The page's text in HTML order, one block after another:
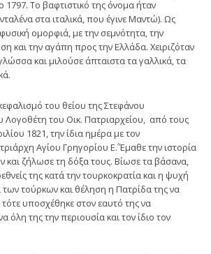
1797. Το βαφτιστικό της όνομα ήταν
στα ιταλικά, που έγινε Μαντώ). Ως
ομορφιά, με την σεμνότητα, την
και την αγάπη προς την Ελλάδα. Χειριζόταν
και μιλούσε άπταιστα τα γαλλικά, τα
του θείου της Στεφάνου
του Οικ. Πατριαρχείου, από τους
1821, την ίδια ημέρα με τον
Αγίου Γρηγορίου Ε΄. Έμαθε την ιστορία
και ζήλωσε τη δόξα τους. Βίωσε τα βάσανα,
της κατά την τουρκοκρατία και η ψυχή
των τούρκων και θέληση η Πατρίδα της να
υποσχέθηκε στον εαυτό της να
όλη της την περιουσία και τον ίδιο τον